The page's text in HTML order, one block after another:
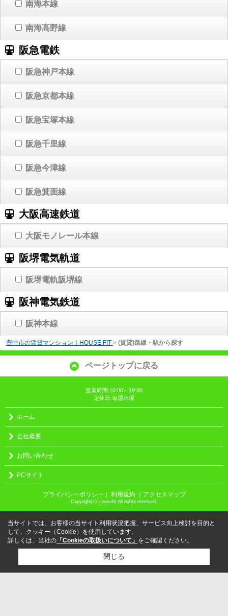
南海本線
南海高野線
阪急電鉄
阪急神戸本線
阪急京都本線
阪急宝塚本線
阪急千里線
阪急今津線
阪急箕面線
大阪高速鉄道
大阪モノレール本線
阪堺電気軌道
阪堺電軌阪堺線
阪神電気鉄道
阪神本線
豊中市の賃貸マンション｜HOUSE FIT > (賃貸)路線・駅から探す
ページトップに戻る
営業時間:10:00～19:00
定休日:毎週水曜
ホーム
会社概要
お問い合わせ
PCサイト
プライバシーポリシー ｜ 利用規約 ｜アクセスマップ
Copyright(c) Housefit All rights reserved.
当サイトでは、お客様の当サイト利用状況把握、サービス向上検討を目的と
して、クッキー（Cookie）を使用しています。
詳しくは、当社の 「Cookieの取扱いについて」 をご確認ください。
閉じる